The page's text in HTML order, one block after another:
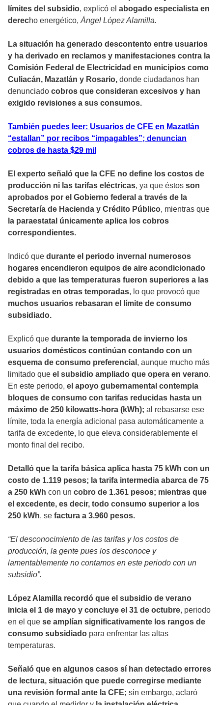
límites del subsidio, explicó el abogado especialista en
derecho energético, Ángel López Alamilla.
La situación ha generado descontento entre usuarios
y ha derivado en reclamos y manifestaciones contra la
Comisión Federal de Electricidad en municipios como
Culiacán, Mazatlán y Rosario, donde ciudadanos han
denunciado cobros que consideran excesivos y han
exigido revisiones a sus consumos.
También puedes leer: Usuarios de CFE en Mazatlán
“estallan” por recibos “impagables”; denuncian
cobros de hasta $29 mil
El experto señaló que la CFE no define los costos de
producción ni las tarifas eléctricas, ya que éstos son
aprobados por el Gobierno federal a través de la
Secretaría de Hacienda y Crédito Público, mientras que
la paraestatal únicamente aplica los cobros
correspondientes.
Indicó que durante el periodo invernal numerosos
hogares encendieron equipos de aire acondicionado
debido a que las temperaturas fueron superiores a las
registradas en otras temporadas, lo que provocó que
muchos usuarios rebasaran el límite de consumo
subsidiado.
Explicó que durante la temporada de invierno los
usuarios domésticos continúan contando con un
esquema de consumo preferencial , aunque mucho más
limitado que el subsidio ampliado que opera en verano.
En este periodo, el apoyo gubernamental contempla
bloques de consumo con tarifas reducidas hasta un
máximo de 250 kilowatts-hora (kWh); al rebasarse ese
límite, toda la energía adicional pasa automáticamente a
tarifa de excedente, lo que eleva considerablemente el
monto final del recibo.
Detalló que la tarifa básica aplica hasta 75 kWh con un
costo de 1.119 pesos; la tarifa intermedia abarca de 75
a 250 kWh con un cobro de 1.361 pesos; mientras que
el excedente, es decir, todo consumo superior a los
250 kWh, se factura a 3.960 pesos.
“El desconocimiento de las tarifas y los costos de
producción, la gente pues los desconoce y
lamentablemente no contamos en este periodo con un
subsidio”.
López Alamilla recordó que el subsidio de verano
inicia el 1 de mayo y concluye el 31 de octubre, periodo
en el que se amplían significativamente los rangos de
consumo subsidiado para enfrentar las altas
temperaturas.
Señaló que en algunos casos sí han detectado errores
de lectura, situación que puede corregirse mediante
una revisión formal ante la CFE; sin embargo, aclaró